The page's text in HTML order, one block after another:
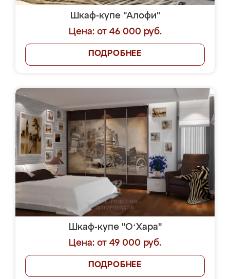
Шкаф-купе "Алофи"
Цена: от 46 000 руб.
ПОДРОБНЕЕ
Шкаф-купе "OʻХара"
Цена: от 49 000 руб.
ПОДРОБНЕЕ